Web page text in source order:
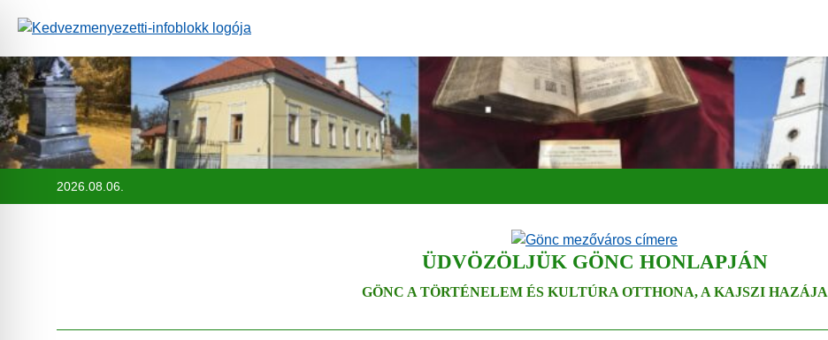
2026.08.06.
ÜDVÖZÖLJÜK GÖNC HONLAPJÁN
GÖNC A TÖRTÉNELEM ÉS KULTÚRA OTTHONA, A KAJSZI HAZÁJA